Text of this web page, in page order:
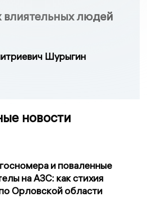
влиятельных людей
Шурыгин
новости
и поваленные
на АЗС: как стихия
Орловской области